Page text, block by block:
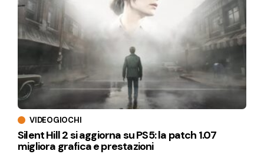
VIDEOGIOCHI
Silent Hill 2 si aggiorna su PS5: la patch 1.07
migliora grafica e prestazioni